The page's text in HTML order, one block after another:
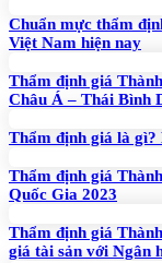
Chuẩn mực thẩm
Việt Nam hiện nay
Thẩm định giá
Châu Á – Thái Bình
Thẩm định giá là gì?
Thẩm định giá
Quốc Gia 2023
Thẩm định giá
giá tài sản với Ngân